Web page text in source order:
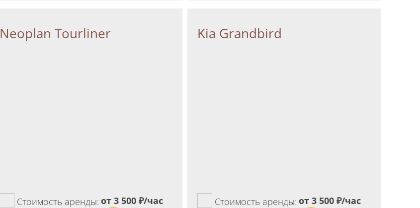
Neoplan Tourliner
Стоимость аренды: от 3 500 ₽/час
Kia Grandbird
Стоимость аренды: от 3 500₽/час